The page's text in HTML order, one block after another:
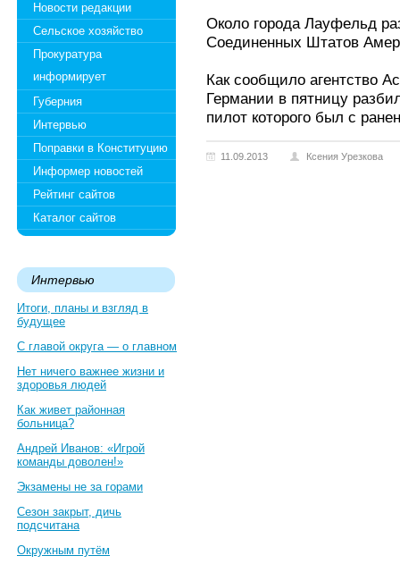
Новости редакции
Сельское хозяйство
Прокуратура
информирует
Губерния
Интервью
Поправки в Конституцию
Информер новостей
Рейтинг сайтов
Каталог сайтов
Интервью
Итоги, планы и взгляд в
будущее
С главой округа — о главном
Нет ничего важнее жизни и
здоровья людей
Как живет районная
больница?
Андрей Иванов: «Игрой
команды доволен!»
Экзамены не за горами
Сезон закрыт, дичь
подсчитана
Окружным путём
Около города Лaуфeльд
Соединенных Штатов
Как сообщило агентство
Германии в пятницу
пилот которого был с
11.09.2013 Ксения Урезкова